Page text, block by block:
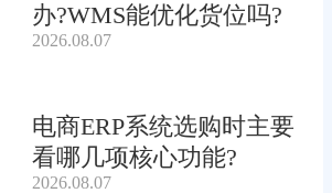
办?WMS能优化货位吗?
2026.08.07
电商ERP系统选购时主要
看哪几项核心功能?
2026.08.07